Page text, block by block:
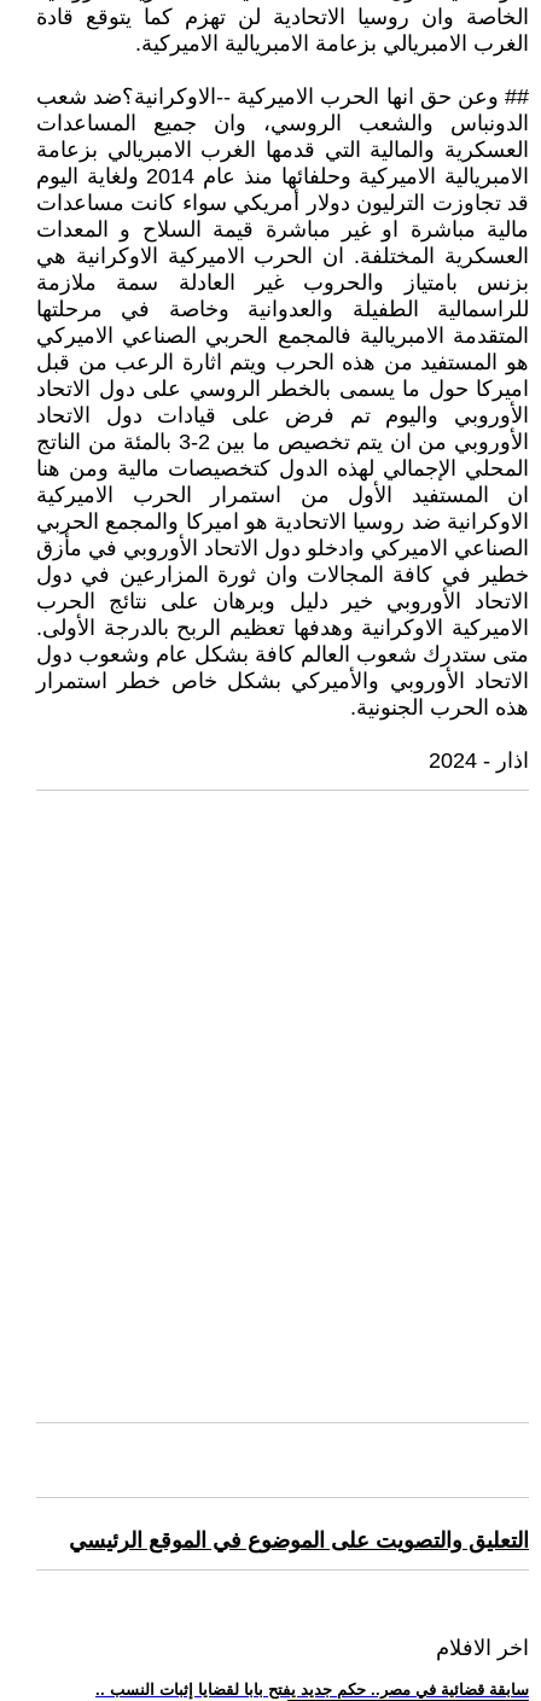
الخاصة وان روسيا الاتحادية لن تهزم كما يتوقع قادة
الغرب الامبريالي بزعامة الامبريالية الاميركية.
## وعن حق انها الحرب الاميركية --الاوكرانية؟ضد شعب
الدونباس والشعب الروسي، وان جميع المساعدات
العسكرية والمالية التي قدمها الغرب الامبريالي بزعامة
الامبريالية الاميركية وحلفائها منذ عام 2014 ولغاية اليوم
قد تجاوزت الترليون دولار أمريكي سواء كانت مساعدات
مالية مباشرة او غير مباشرة قيمة السلاح و المعدات
العسكرية المختلفة. ان الحرب الاميركية الاوكرانية هي
بزنس بامتياز والحروب غير العادلة سمة ملازمة
للراسمالية الطفيلة والعدوانية وخاصة في مرحلتها
المتقدمة الامبريالية فالمجمع الحربي الصناعي الاميركي
هو المستفيد من هذه الحرب ويتم اثارة الرعب من قبل
اميركا حول ما يسمى بالخطر الروسي على دول الاتحاد
الأوروبي واليوم تم فرض على قيادات دول الاتحاد
الأوروبي من ان يتم تخصيص ما بين 2-3 بالمئة من الناتج
المحلي الإجمالي لهذه الدول كتخصيصات مالية ومن هنا
ان المستفيد الأول من استمرار الحرب الاميركية
الاوكرانية ضد روسيا الاتحادية هو اميركا والمجمع الحربي
الصناعي الاميركي وادخلو دول الاتحاد الأوروبي في مأزق
خطير في كافة المجالات وان ثورة المزارعين في دول
الاتحاد الأوروبي خير دليل وبرهان على نتائج الحرب
الاميركية الاوكرانية وهدفها تعظيم الربح بالدرجة الأولى.
متى ستدرك شعوب العالم كافة بشكل عام وشعوب دول
الاتحاد الأوروبي والأميركي بشكل خاص خطر استمرار
هذه الحرب الجنونية.
اذار - 2024
التعليق والتصويت على الموضوع في الموقع الرئيسي
اخر الافلام
.. سابقة قضائية في مصر.. حكم جديد يفتح بابا لقضايا إثبات النسب